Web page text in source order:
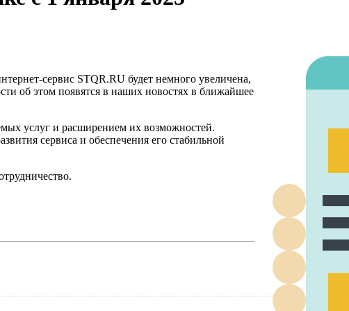
сервис STQR.RU будет немного увеличена,
об этом появятся в наших новостях в ближайшее
услуг и расширением их возможностей.
сервиса и обеспечения его стабильной